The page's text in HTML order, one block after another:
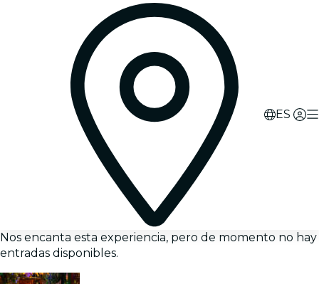
ES
Nos encanta esta experiencia, pero de momento no hay
entradas disponibles.